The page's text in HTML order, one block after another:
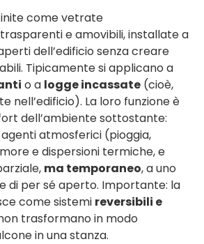
come vetrate
e amovibili, installate a
dell’edificio senza creare
Tipicamente si applicano a
o a logge incassate (cioè,
nell’edificio). La loro funzione è
dell’ambiente sottostante:
atmosferici (pioggia,
e dispersioni termiche, e
ma temporaneo, a uno
di per sé aperto. Importante: la
come sistemi reversibili e
trasformano in modo
in una stanza.